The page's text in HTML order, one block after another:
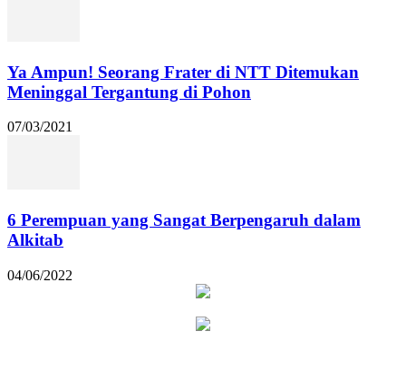
Ya Ampun! Seorang Frater di NTT Ditemukan
Meninggal Tergantung di Pohon
07/03/2021
6 Perempuan yang Sangat Berpengaruh dalam
Alkitab
04/06/2022